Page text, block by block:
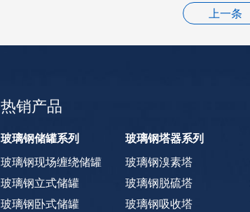
上一条
热销产品
玻璃钢储罐系列
玻璃钢现场缠绕储罐
玻璃钢立式储罐
玻璃钢卧式储罐
玻璃钢塔器系列
玻璃钢溴素塔
玻璃钢脱硫塔
玻璃钢吸收塔